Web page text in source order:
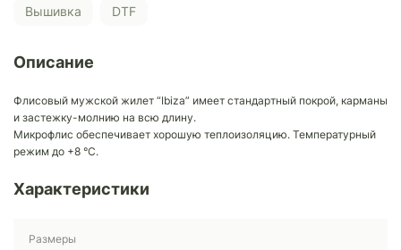
Вышивка DTF
Описание
Флисовый мужской жилет “Ibiza” имеет стандартный покрой, карманы
и застежку-молнию на всю длину.
Микрофлис обеспечивает хорошую теплоизоляцию. Температурный
режим до +8 °C.
Характеристики
Размеры